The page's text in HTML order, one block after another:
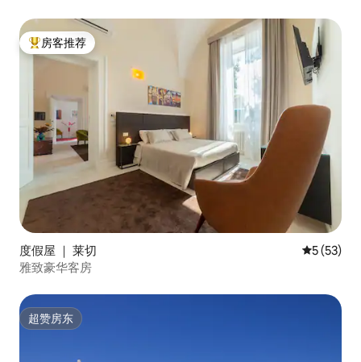
好者的理想目的地。 其他国际景点包括美
妙的Grotte di Castellana、Fasano野生动
物园和Polignano、Matera （ 2016年文化
之都）、Lecce perla del Barocco、
Otranto、Gallipoli、Trani、Laghi Alimini
和Santa Maria di Leuca。 房源地理位置优
越：除了被称为「白城」的全球奥斯图尼
（ Ostuni ）外，您还可以参观该地区风景
如画的村庄（ Locorotondo、Martina
Franca、Alberobello、Cisternino、
Ceglie ） ，这些村庄都在几公里以内，距
离萨伦托（ Salento ）的美丽海滩仅几公
里车程。 特别是Torre Guaceto的自然保
护区约25公里，是自然爱好者的理想目的
地。 其他国际景点包括美妙的卡斯特拉纳
格罗特（ Castellana Grotte ）、法萨诺动
物园（ Zoo Safari of Fasano ）和波利尼亚
（ 2016年文化之都）、莱切（ Lecce ）及
其巴洛克风格、奥特朗托（ Otranto ）、
加利波利（ Trani ）、阿里米尼湖（
热门「房客推荐」
房客推荐
度假屋 ｜ 莱切 平均评分
5 (53)
雅致豪华客房
超赞房东
超赞房东